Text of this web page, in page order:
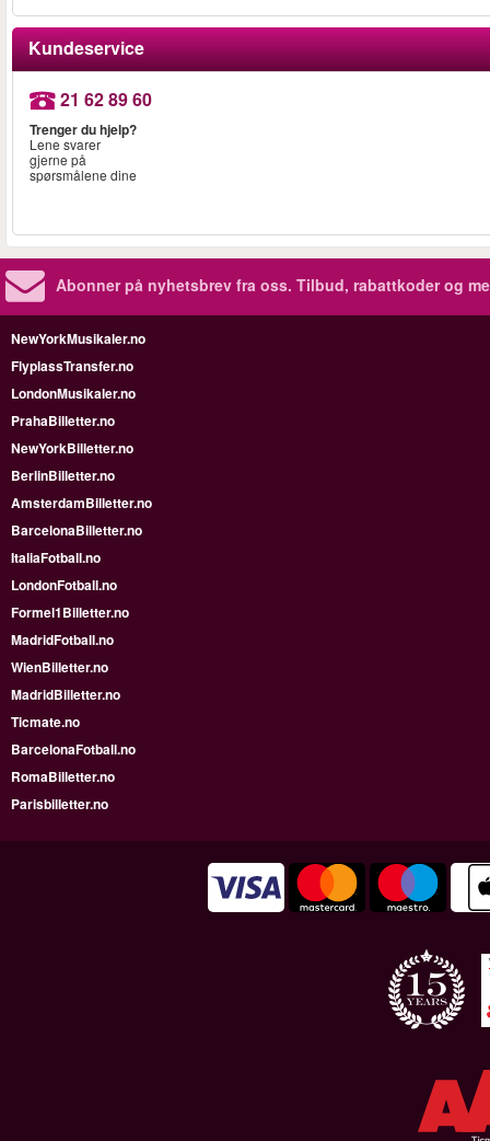
Kundeservice
21 62 89 60
Trenger du hjelp?
Lene svarer
gjerne på
spørsmålene dine
Abonner på nyhetsbrev fra oss. Tilbud, rabattkoder og
NewYorkMusikaler.no
FlyplassTransfer.no
LondonMusikaler.no
PrahaBilletter.no
NewYorkBilletter.no
BerlinBilletter.no
AmsterdamBilletter.no
BarcelonaBilletter.no
ItaliaFotball.no
LondonFotball.no
Formel1Billetter.no
MadridFotball.no
WienBilletter.no
MadridBilletter.no
Ticmate.no
BarcelonaFotball.no
RomaBilletter.no
Parisbilletter.no